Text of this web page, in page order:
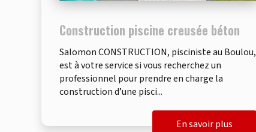
Construction piscine creusée béton
Salomon CONSTRUCTION, pisciniste au Boulou,
est à votre service si vous recherchez un
professionnel pour prendre en charge la
construction d’une pisci...
En savoir plus